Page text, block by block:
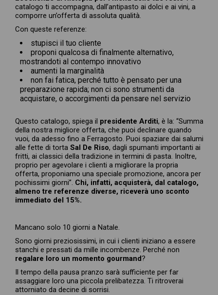
catalogo ti accompagna, dall’antipasto ai dolci e ai vini, a
comporre un’offerta di assoluta qualità.
Con queste referenze:
stupisci il tuo cliente
proponi qualcosa di finalmente alternativo,
mostrandoti al contempo innovativo
aumenti la marginalità
non fai fatica, perché tutto è pensato per una
preparazione rapida; non ci sono strumenti da
acquistare, o accorgimenti da pensare nel servizio
Questo catalogo, spiega il presidente Arditi, è la: “Summa
della nostra migliore offerta, che puoi declinare quando
vuoi, da adesso fino a Ferragosto. Puoi spaziare dai salumi
alle fette di torta Sal De Riso, dagli spumanti importanti ai
fritti, ai classici della tradizione in termini di pasta. Inoltre,
proprio per agevolare i clienti a migliorare la propria
offerta, proponiamo una speciale promozione, ancora per
pochissimi giorni”. Chi, infatti, acquisterà, dal catalogo,
almeno tre referenze diverse, riceverà uno sconto
immediato del 15%.
Mancano solo 10 giorni a Natale.
Sono giorni preziosissimi, in cui i clienti iniziano a essere
stanchi e pressati da mille incombenze. Perché non
regalare loro un momento gourmand?
Il tempo della pausa pranzo sarà sufficiente per far
assaggiare loro una piccola prelibatezza. Ti ritroverai
attorniato da decine di sorrisi.